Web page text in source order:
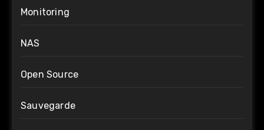
Monitoring
NAS
Open Source
Sauvegarde